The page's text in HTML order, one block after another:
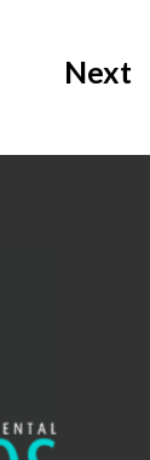
Next